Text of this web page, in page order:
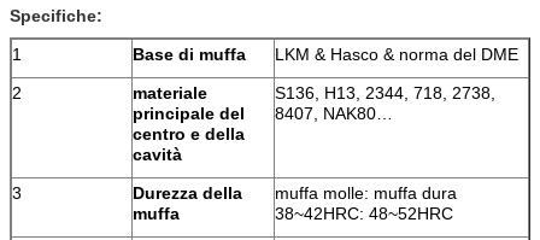
Specifiche:
1
Base di muffa
LKM & Hasco & norma del DME
2
materiale
principale del
centro e della
cavità
S136, H13, 2344, 718, 2738,
8407, NAK80…
3
Durezza della
muffa
muffa molle: muffa dura
38~42HRC: 48~52HRC